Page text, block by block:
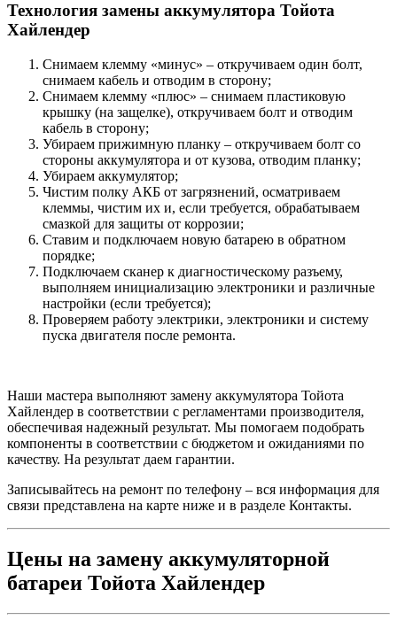
Технология замены аккумулятора Тойота
Хайлендер
Снимаем клемму «минус» – откручиваем один болт,
снимаем кабель и отводим в сторону;
Снимаем клемму «плюс» – снимаем пластиковую
крышку (на защелке), откручиваем болт и отводим
кабель в сторону;
Убираем прижимную планку – откручиваем болт со
стороны аккумулятора и от кузова, отводим планку;
Убираем аккумулятор;
Чистим полку АКБ от загрязнений, осматриваем
клеммы, чистим их и, если требуется, обрабатываем
смазкой для защиты от коррозии;
Ставим и подключаем новую батарею в обратном
порядке;
Подключаем сканер к диагностическому разъему,
выполняем инициализацию электроники и различные
настройки (если требуется);
Проверяем работу электрики, электроники и систему
пуска двигателя после ремонта.
Наши мастера выполняют замену аккумулятора Тойота
Хайлендер в соответствии с регламентами производителя,
обеспечивая надежный результат. Мы помогаем подобрать
компоненты в соответствии с бюджетом и ожиданиями по
качеству. На результат даем гарантии.
Записывайтесь на ремонт по телефону – вся информация для
связи представлена на карте ниже и в разделе Контакты.
Цены на замену аккумуляторной
батареи Тойота Хайлендер